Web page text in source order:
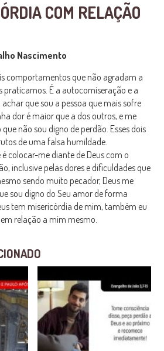
COM RELAÇÃO
Nascimento
comportamentos que não agradam a
praticamos. É a autocomiseração e a
que sou a pessoa que mais sofre
dor é maior que a dos outros, e me
não sou digno de perdão. Esses dois
de uma falsa humildade.
colocar-me diante de Deus com o
inclusive pelas dores e dificuldades que
sendo muito pecador, Deus me
sou digno do Seu amor de forma
tem misericórdia de mim, também eu
relação a mim mesmo.